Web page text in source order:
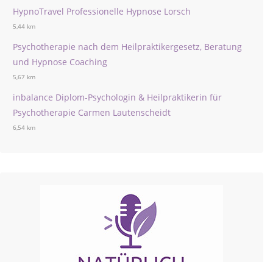
HypnoTravel Professionelle Hypnose Lorsch
5,44 km
Psychotherapie nach dem Heilpraktikergesetz, Beratung
und Hypnose Coaching
5,67 km
inbalance Diplom-Psychologin & Heilpraktikerin für
Psychotherapie Carmen Lautenscheidt
6,54 km